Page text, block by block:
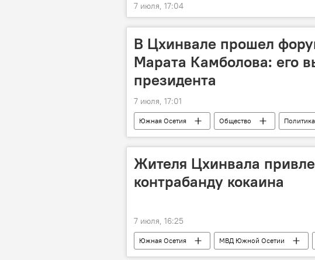
7 июля, 17:04
В Цхинвале прошел
Марата Камболова: его
президента
7 июля, 17:01
Южная Осетия Общество Политика
Президент Южной Осетии
Репортажи
Жителя Цхинвала
контрабанду кокаина
7 июля, 16:25
Южная Осетия МВД Южной Осетии
Цхинвал